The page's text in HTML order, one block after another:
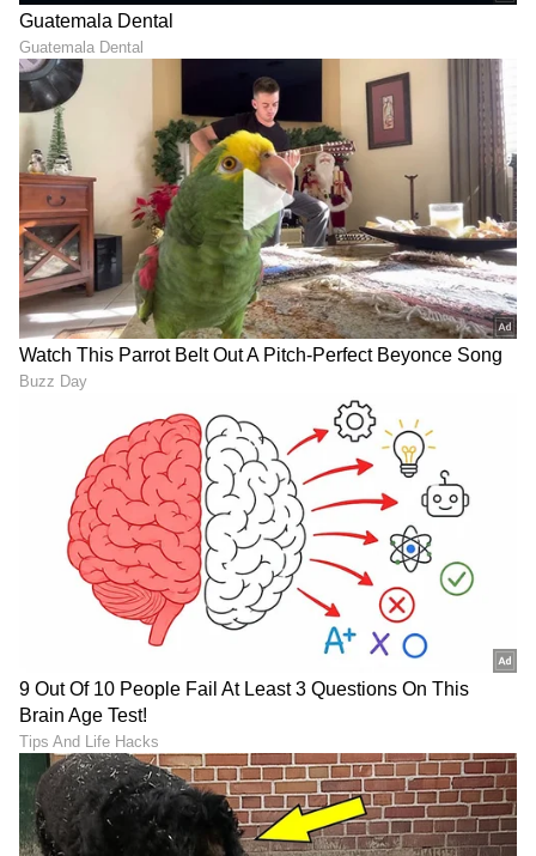
ಕಾರ್ಯನಿರ್ವಹಿಸುತ್ತಿದ್ದೇನೆ. ಕರ್ನಾಟಕ ರಾಜಕಾರಣ ನೆಚ್ಚಿನ ಕ್ಷೇತ್ರ.
ಸುದ್ದಿಗಳನ್ನೂ ಬರೆಯುತ್ತೇನೆ. ಕ್ರಿಕೆಟ್, ಕೃಷಿ ಇಷ್ಟ. ಓದು ನೆಚ್ಚಿನ
ಹವ್ಯಾಸ.
DOWNLOAD APP
RECOMMENDED STORIES